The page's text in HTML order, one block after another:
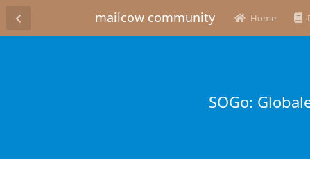
mailcow community Home
SOGo: